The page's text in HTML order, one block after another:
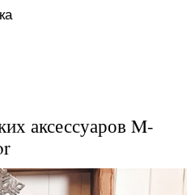
аксессуаров M-